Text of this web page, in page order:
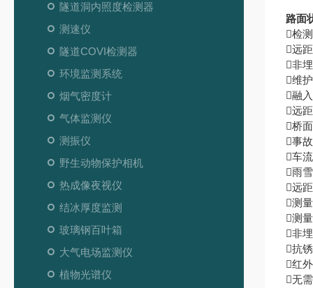
隧道洞内照度检测器
测速仪
隧道COVI检测器
环境监测系统
烟气密度计
气体监测仪
测振仪
野生动物保护相机
热成像夜视仪
结冰厚度监测
玻璃钢百叶箱
大气电场监测仪
植物光谱仪
路面
检
远
非
维
融
远
桥面
事
车
雨
远
测
测
非
抗
红
无